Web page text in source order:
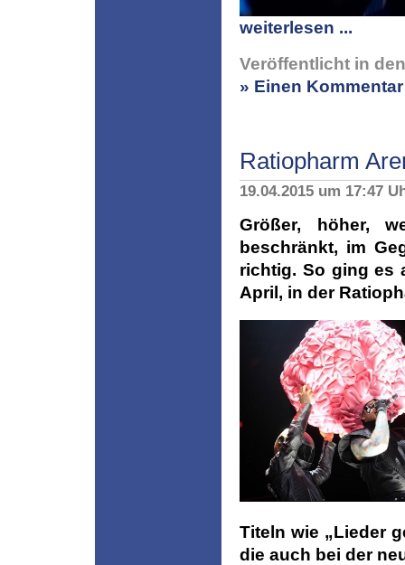
weiterlesen ...
Veröffentlicht in
» Einen
Ratiopharm
19.04.2015 um 17:47
Größer, höher,
beschränkt, im
richtig. So ging es
April, in der
Titeln wie „Lieder
die auch bei der